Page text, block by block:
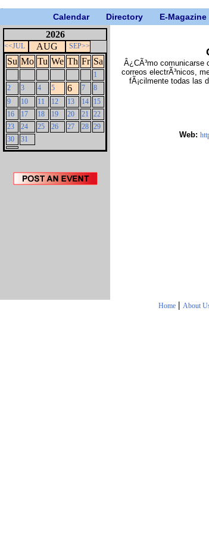
Calendar Directory E-Magazine
2026
<<JUL AUG SEP>>
Su Mo Tu We Th Fr Sa
1
2
3 4 5 6 7
8
9
10 11 12 13 14
15
16
17 18 19 20 21
22
23
24 25 26 27 28 29
30
31
Â¿CÃ³mo
correos electrÃ³nicos,
fÃ¡cilmente todas las
Web:
Home | About